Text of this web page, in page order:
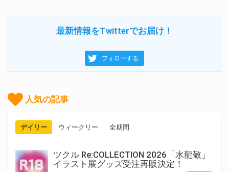
最新情報をTwitterでお届け！
フォローする
人気の記事
デイリー ウィークリー 全期間
ツクル Re:COLLECTION 2026「水龍敬」
イラスト展グッズ受注再販決定！